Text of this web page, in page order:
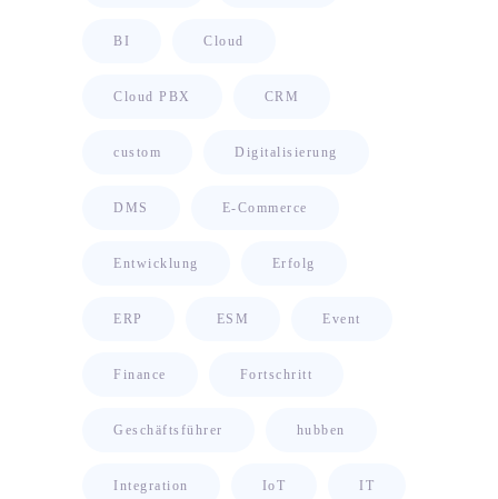
BI Cloud
Cloud PBX CRM
custom Digitalisierung
DMS E-Commerce
Entwicklung Erfolg
ERP ESM Event
Finance Fortschritt
Geschäftsführer hubben
Integration IoT IT